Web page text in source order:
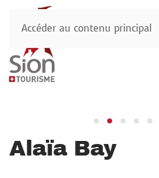
Accéder au contenu principal
Alaïa Bay